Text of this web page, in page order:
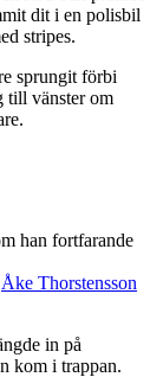
dit i en polisbil
stripes.
sprungit förbi
till vänster om
han fortfarande
Åke Thorstensson
in på
kom i trappan.